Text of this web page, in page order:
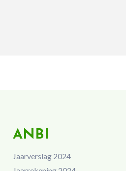
ANBI
Jaarverslag 2024